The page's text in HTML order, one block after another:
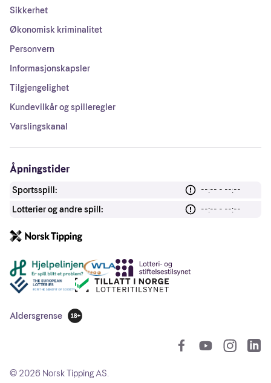
Sikkerhet
Økonomisk kriminalitet
Personvern
Informasjonskapsler
Tilgjengelighet
Kundevilkår og spilleregler
Varslingskanal
Åpningstider
Sportsspill:
--:-- - --:--
Lotterier og andre spill:
--:-- - --:--
Andre lenker
Aldersgrense
18 år
© 2026 Norsk Tipping AS.